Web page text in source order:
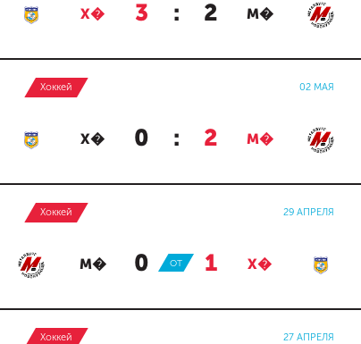
Х� 3 : 2 М�
Хоккей 02 МАЯ
Х� 0 : 2 М�
Хоккей 29 АПРЕЛЯ
М� 0 : 1 Х�
ОТ
Хоккей 27 АПРЕЛЯ